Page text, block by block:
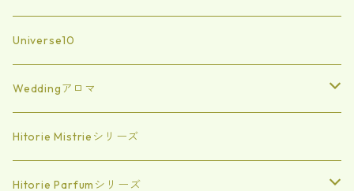
spring
Autumn
Winter
Universe10
Weddingアロマ
エッセンシャルオイル
エアミスト
Hitorie Mistrieシリーズ
Hitorie Parfumシリーズ